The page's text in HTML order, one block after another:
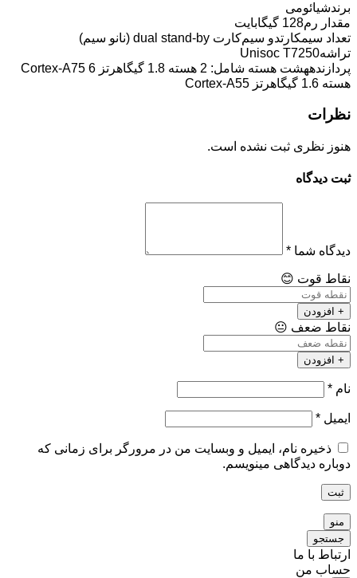
برندشیائومی
مقدار رم128 گیگابایت
تعداد سیمکارتدو سیم‌کارت dual stand-by (نانو سیم)
تراشهUnisoc T7250
پردازنده
هشت هسته شامل: 2 هسته 1.8 گیگاهرتز Cortex-A75 6
هسته 1.6 گیگاهرتز Cortex-A55
نظرات
هنوز نظری ثبت نشده است.
ثبت دیدگاه
دیدگاه شما *
نقاط قوت 😊
+ افزودن
نقاط ضعف 😐
+ افزودن
نام *
ایمیل *
ذخیره نام، ایمیل و وبسایت من در مرورگر برای زمانی که
دوباره دیدگاهی مینویسم.
ثبت
منو
جستجو
ارتباط با ما
حساب من